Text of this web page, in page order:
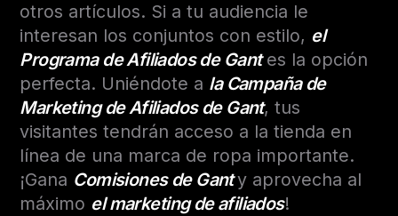
otros artículos. Si a tu audiencia le
interesan los conjuntos con estilo, el
Programa de Afiliados de Gantes la opción
perfecta. Uniéndote a la Campaña de
Marketing de Afiliados de Gant, tus
visitantes tendrán acceso a la tienda en
línea de una marca de ropa importante.
¡Gana Comisiones de Ganty aprovecha al
máximo el marketing de afiliados!